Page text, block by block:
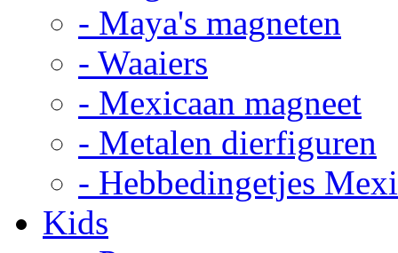
- Maya's magneten
- Waaiers
- Mexicaan magneet
- Metalen dierfiguren
- Hebbedingetjes
Kids